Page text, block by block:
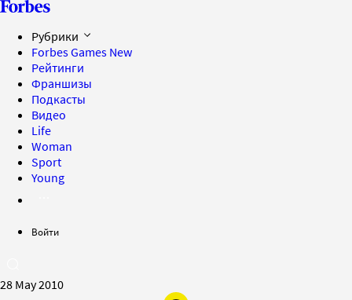
Рубрики
Forbes Games New
Рейтинги
Франшизы
Подкасты
Видео
Life
Woman
Sport
Young
Войти
28 May 2010